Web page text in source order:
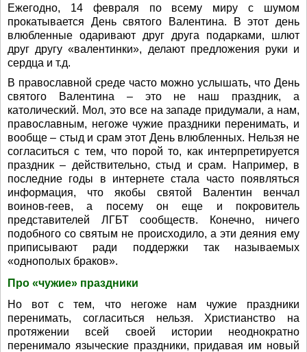
Ежегодно, 14 февраля по всему миру с шумом
прокатывается День святого Валентина. В этот день
влюбленные одаривают друг друга подарками, шлют
друг другу «валентинки», делают предложения руки и
сердца и т.д.
В православной среде часто можно услышать, что День
святого Валентина – это не наш праздник, а
католический. Мол, это все на западе придумали, а нам,
православным, негоже чужие праздники перенимать, и
вообще – стыд и срам этот День влюбленных. Нельзя не
согласиться с тем, что порой то, как интерпретируется
праздник – действительно, стыд и срам. Например, в
последние годы в интернете стала часто появляться
информация, что якобы святой Валентин венчал
воинов-геев, а посему он еще и покровитель
представителей ЛГБТ сообществ. Конечно, ничего
подобного со святым не происходило, а эти деяния ему
приписывают ради поддержки так называемых
«однополых браков».
Про «чужие» праздники
Но вот с тем, что негоже нам чужие праздники
перенимать, согласиться нельзя. Христианство на
протяжении всей своей истории неоднократно
перенимало языческие праздники, придавая им новый